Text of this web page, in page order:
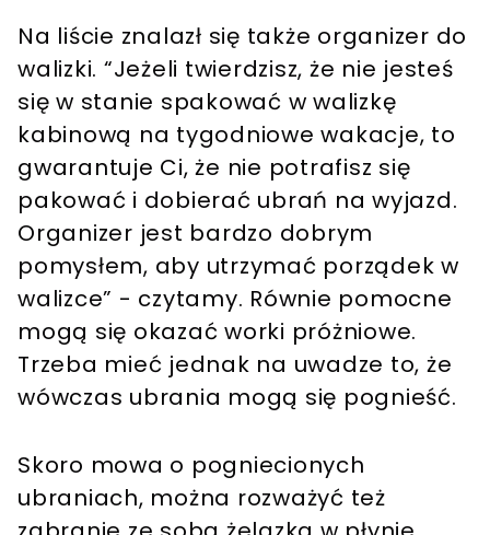
Na liście znalazł się także organizer do
walizki. “Jeżeli twierdzisz, że nie jesteś
się w stanie spakować w walizkę
kabinową na tygodniowe wakacje, to
gwarantuje Ci, że nie potrafisz się
pakować i dobierać ubrań na wyjazd.
Organizer jest bardzo dobrym
pomysłem, aby utrzymać porządek w
walizce” - czytamy. Równie pomocne
mogą się okazać worki próżniowe.
Trzeba mieć jednak na uwadze to, że
wówczas ubrania mogą się pognieść.
Skoro mowa o pogniecionych
ubraniach, można rozważyć też